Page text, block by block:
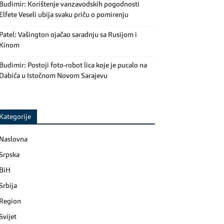
Korištenje vanzavodskih pogodnosti
Veseli ubija svaku priču o pomirenju
Vašington ojačao saradnju sa Rusijom i
Postoji foto-robot lica koje je pucalo na
u Istočnom Novom Sarajevu